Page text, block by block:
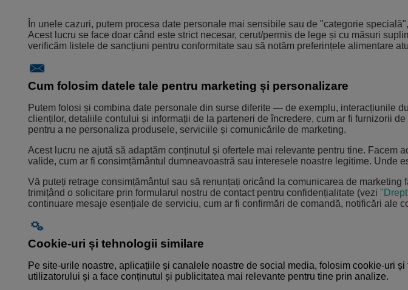
În unele cazuri, putem procesa date personale mai sensibile sau de "categorie
Acest lucru se face doar când este strict necesar, cerut/permis de lege și cu măsuri
verificăm listele de sancțiuni pentru conformitate sau să notăm preferințele alimentare
Cum folosim datele tale pentru marketing și personalizare
Putem folosi și combina date personale din surse diferite — de exemplu, interacțiunile
clienților, detaliile contului și informații de la parteneri de încredere, cum ar fi furnizorii
pentru a ne personaliza produsele, serviciile și comunicările de marketing.
Acest lucru ne ajută să adaptăm conținutul și ofertele mai relevante pentru tine.
valide, cum ar fi consimțământul dumneavoastră sau interesele noastre legitime. Unde
Vă puteți retrage consimțământul sau să renunțați oricând la comunicarea de
trimițând o solicitare prin formularul nostru de contact pentru confidențialitate (vezi
continuare mesaje esențiale de serviciu, cum ar fi confirmări de comandă, notificări ale
Cookie-uri și tehnologii similare
Pe site-urile noastre, aplicațiile și canalele noastre de social media, folosim cookie-uri
utilizatorului și a face conținutul și publicitatea mai relevante pentru tine prin analize.